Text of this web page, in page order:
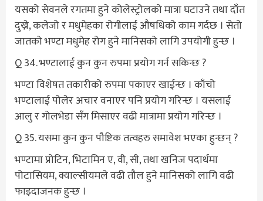
यसको सेवनले रगतमा हुने कोलेस्ट्रोलको मात्रा घटाउने तथा दाँत
दुख्ने, कलेजो र मधुमेहका रोगीलाई औषधिको काम गर्दछ । सेतो
जातको भण्टा मधुमेह रोग हुने मानिसको लागि उपयोगी हुन्छ ।
Q 34. भण्टालाई कुन कुन रुपमा प्रयोग गर्न सकिन्छ ?
भण्टा विशेषत तकारीको रुपमा पकाएर खाईन्छ । काँचो
भण्टालाई पोलेर अचार वनाएर पनि प्रयोग गरिन्छ । यसलाई
आलु र गोलभेडा सँग मिसाएर वढी मात्रामा प्रयोग गरिन्छ ।
Q 35. यसमा कुन कुन पौष्टिक तत्वहरु समावेश भएका हुन्छन् ?
भण्टामा प्रोटिन, भिटामिन ए, वी, सी, तथा खनिज पदार्थमा
पोटासियम, क्याल्सीयमले वढी तौल हुने मानिसको लागि वढी
फाइदाजनक हुन्छ ।